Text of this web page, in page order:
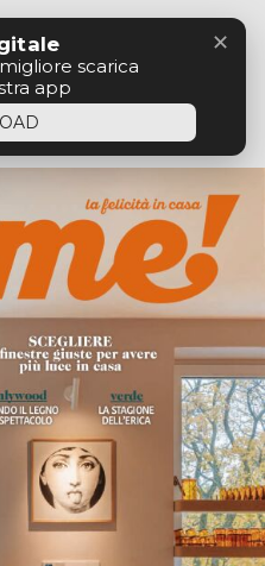
scarica
app
✕